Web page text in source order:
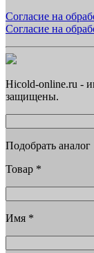
Согласие на
Согласие на
Hicold-online.ru -
защищены.
Подобрать аналог
Товар *
Имя *